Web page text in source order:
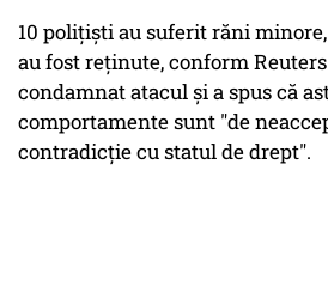
10 poliţişti au suferit răni
au fost reţinute, conform
condamnat atacul şi a spus că
comportamente sunt "de
contradicţie cu statul de drept".